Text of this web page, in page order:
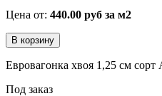
Цена от: 440.00 руб за м2
Евровагонка хвоя 1,25 см
Под заказ